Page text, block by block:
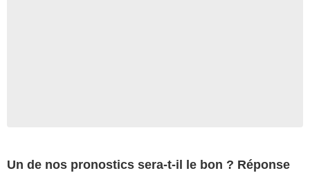
Un de nos pronostics sera-t-il le bon ? Réponse